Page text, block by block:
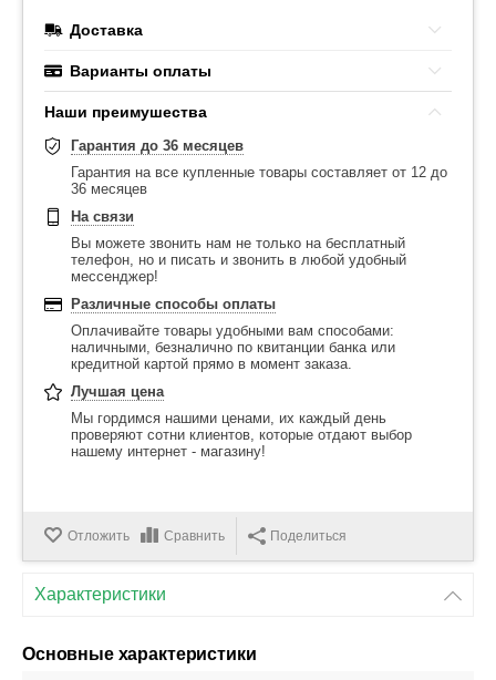
Доставка
Варианты оплаты
Наши преимушества
Гарантия до 36 месяцев
Гарантия на все купленные товары составляет от 12 до
36 месяцев
На связи
Вы можете звонить нам не только на бесплатный
телефон, но и писать и звонить в любой удобный
мессенджер!
Различные способы оплаты
Оплачивайте товары удобными вам способами:
наличными, безналично по квитанции банка или
кредитной картой прямо в момент заказа.
Лучшая цена
Мы гордимся нашими ценами, их каждый день
проверяют сотни клиентов, которые отдают выбор
нашему интернет - магазину!
Отложить Сравнить Поделиться
Характеристики
Основные характеристики